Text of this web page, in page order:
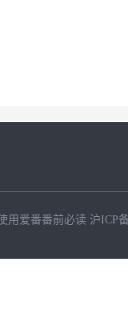
用爱番番前必读 沪ICP